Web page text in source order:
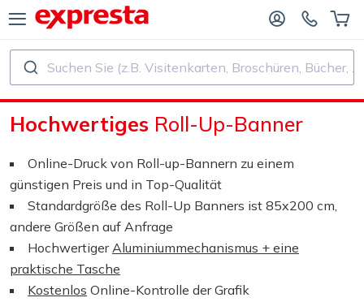
Druck
Aufkleber und Etiketten
Kalender
PRODUKTE
VERLAGE UND AUTOREN
BUCHVERLAGE
Suchen Sie (z.B. Visitenkarten, Broschüren, Bücher, ...)
Hochwertiges Roll-Up-Banner
Online-Druck von Roll-up-Bannern zu einem
günstigen Preis und in Top-Qualität
Standardgröße des Roll-Up Banners ist 85x200 cm,
andere Größen auf Anfrage
HochwertigerAluminiummechanismus + eine
praktische Tasche
Kostenlos Online-Kontrolle der Grafik